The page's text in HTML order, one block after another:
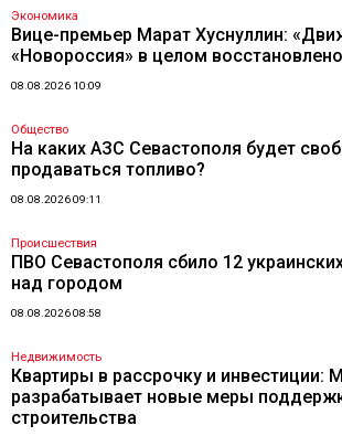
Экономика
Вице-премьер Марат Хуснуллин:
«Новороссия» в целом
08.08.2026 10:09
Общество
На каких АЗС Севастополя будет
продаваться топливо?
08.08.2026 09:11
Происшествия
ПВО Севастополя сбило 12
над городом
08.08.2026 08:58
Недвижимость
Квартиры в рассрочку и инвестиции:
разрабатывает новые меры
строительства